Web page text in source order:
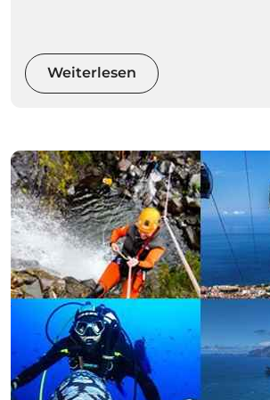
Weiterlesen